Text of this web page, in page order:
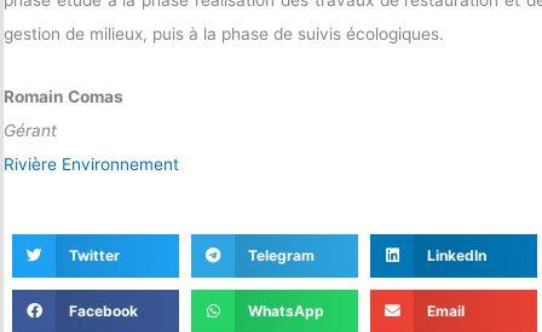
gestion de milieux, puis à la phase de suivis écologiques.
Romain Comas
Gérant
Rivière Environnement
Twitter Telegram LinkedIn
Facebook WhatsApp Email